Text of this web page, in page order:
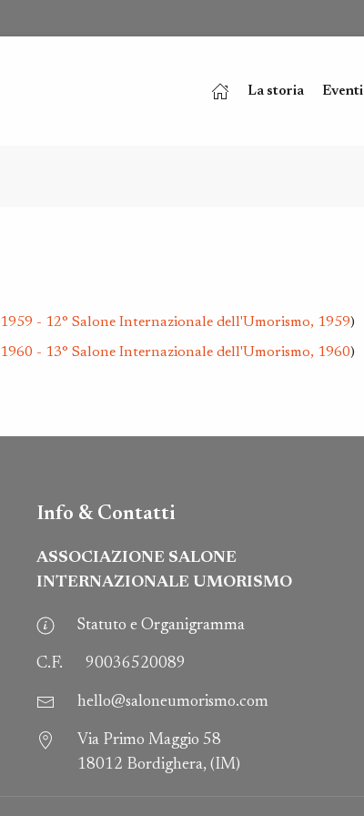
La storia Eventi
1959 - 12° Salone Internazionale dell'Umorismo, 1959)
1960 - 13° Salone Internazionale dell'Umorismo, 1960)
Info & Contatti
ASSOCIAZIONE SALONE
INTERNAZIONALE UMORISMO
Statuto e Organigramma
C.F. 90036520089
hello@saloneumorismo.com
Via Primo Maggio 58
18012 Bordighera, (IM)